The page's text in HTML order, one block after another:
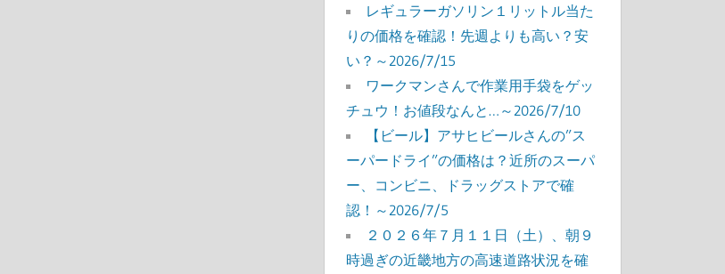
レギュラーガソリン１リットル当た
りの価格を確認！先週よりも高い？安
い？～2026/7/15
ワークマンさんで作業用手袋をゲッ
チュウ！お値段なんと…～2026/7/10
【ビール】アサヒビールさんの”ス
ーパードライ”の価格は？近所のスーパ
ー、コンビニ、ドラッグストアで確
認！～2026/7/5
２０２６年７月１１日（土）、朝９
時過ぎの近畿地方の高速道路状況を確